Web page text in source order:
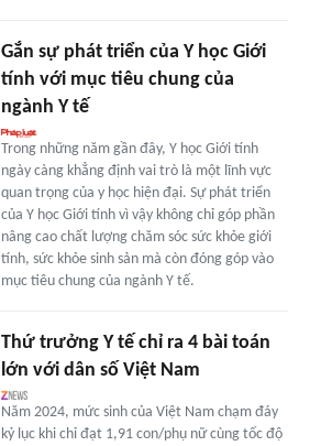
Gắn sự phát triển của Y học Giới
tính với mục tiêu chung của
ngành Y tế
Trong những năm gần đây, Y học Giới tính
ngày càng khẳng định vai trò là một lĩnh vực
quan trọng của y học hiện đại. Sự phát triển
của Y học Giới tính vì vậy không chỉ góp phần
nâng cao chất lượng chăm sóc sức khỏe giới
tính, sức khỏe sinh sản mà còn đóng góp vào
mục tiêu chung của ngành Y tế.
Thứ trưởng Y tế chỉ ra 4 bài toán
lớn với dân số Việt Nam
Năm 2024, mức sinh của Việt Nam chạm đáy
kỷ lục khi chỉ đạt 1,91 con/phụ nữ cùng tốc độ